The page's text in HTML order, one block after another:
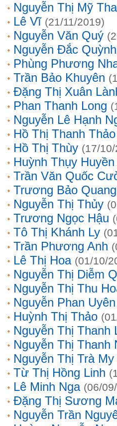
Nguyễn Thị Mỹ
Lê Vĩ (21/11/2019)
Nguyễn Văn Quý
Nguyễn Đắc
Phùng Phương
Trần Bảo Khuyên
Đặng Thị Xuân
Phan Thanh Long
Nguyễn Lê Hạnh
Hồ Thị Thanh Thảo
Hồ Thị Thùy (17/
Huỳnh Thụy
Trần Văn Quốc
Trương Bảo
Nguyễn Thị Thủy
Trương Ngọc Hậu
Tô Thị Khánh Ly
Trần Phương Anh
Lê Thị Hoa (01/10/
Nguyễn Thị Diễm
Nguyễn Thị Thu
Nguyễn Phan
Huỳnh Thị Thảo
Nguyễn Thị Thanh
Nguyễn Thị Thanh
Nguyễn Thị Trà My
Từ Thị Hồng Linh
Lê Minh Nga (06/
Đặng Thị Sương
Nguyễn Trần